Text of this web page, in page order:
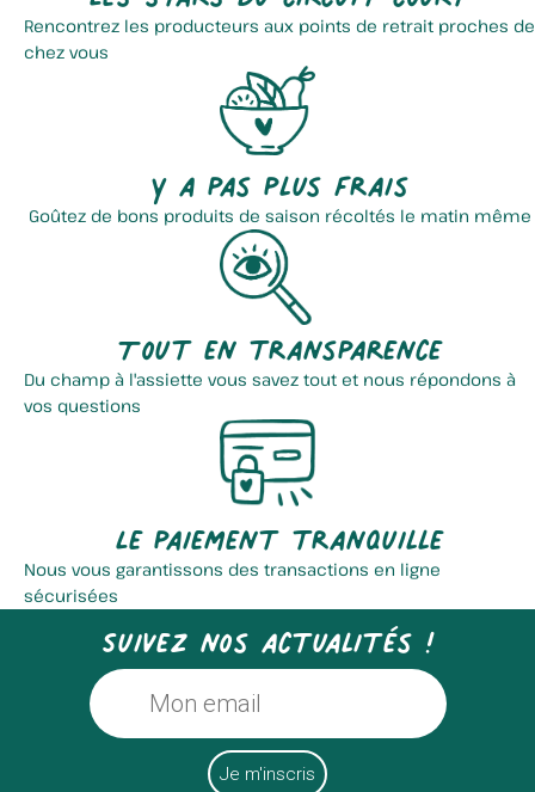
Rencontrez les producteurs aux points de retrait proches de
chez vous
Y a pas plus frais
Goûtez de bons produits de saison récoltés le matin même
Tout en transparence
Du champ à l'assiette vous savez tout et nous répondons à
vos questions
Le paiement tranquille
Nous vous garantissons des transactions en ligne
sécurisées
Suivez nos actualités !